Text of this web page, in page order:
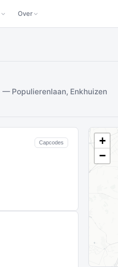
Over
— Populierenlaan, Enkhuizen
Capcodes
+
−